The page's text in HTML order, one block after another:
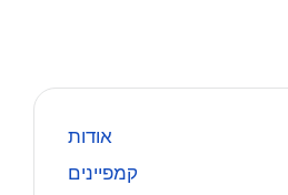
אודות
קמפיינים